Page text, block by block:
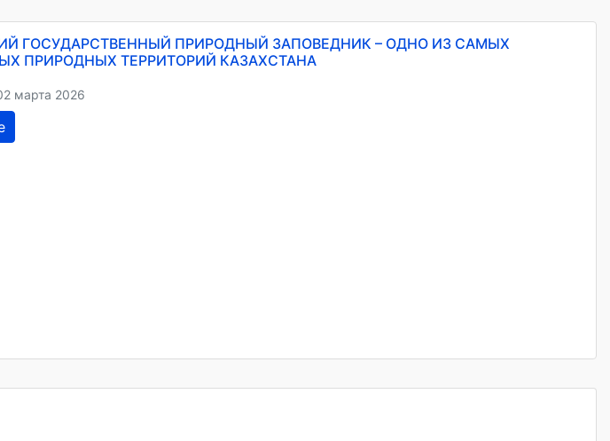
ГОСУДАРСТВЕННЫЙ ПРИРОДНЫЙ ЗАПОВЕДНИК – ОДНО ИЗ САМЫХ
ПРИРОДНЫХ ТЕРРИТОРИЙ КАЗАХСТАНА
марта 2026